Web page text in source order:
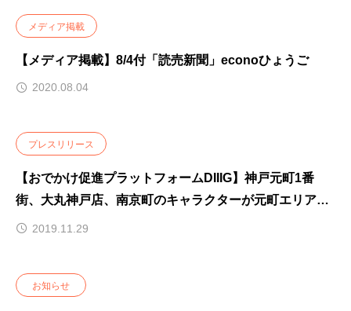
メディア掲載
【メディア掲載】8/4付「読売新聞」econoひょうご
2020.08.04
プレスリリース
【おでかけ促進プラットフォームDIIIG】神戸元町1番
街、大丸神戸店、南京町のキャラクターが元町エリアで
かくれんぼ！「神戸元町かくれんぼ大作戦」開催
2019.11.29
お知らせ